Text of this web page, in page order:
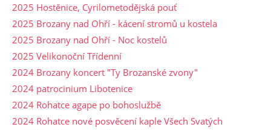
2025 Hostěnice, Cyrilometodějská pouť
2025 Brozany nad Ohří - kácení stromů u kostela
2025 Brozany nad Ohří - Noc kostelů
2025 Velikonoční Třídenní
2024 Brozany koncert "Ty Brozanské zvony"
2024 patrocinium Libotenice
2024 Rohatce agape po bohoslužbě
2024 Rohatce nové posvěcení kaple Všech Svatých